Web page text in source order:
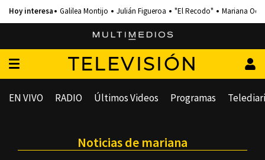
Galilea Montijo Julián Figueroa "El Recodo" Mariana
TELEVISIÓN
EN VIVO RADIO Últimos Videos Programas
Noticias de mariana